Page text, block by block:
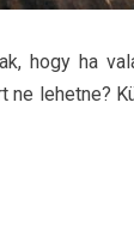
hogy ha
lehetne?